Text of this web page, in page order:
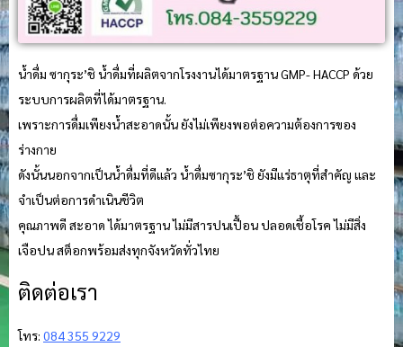
น้ำดื่ม ซากุระ’ชิ น้ำดื่มที่ผลิตจากโรงงานได้มาตรฐาน GMP- HACCP ด้วย
ระบบการผลิตที่ได้มาตรฐาน.
เพราะการดื่มเพียงน้ำสะอาดนั้น ยังไม่เพียงพอต่อความต้องการของ
ร่างกาย
ดังนั้นนอกจากเป็นน้ำดื่มที่ดีแล้ว น้ำดื่มซากุระ’ชิ ยังมีแร่ธาตุที่สำคัญ และ
จำเป็นต่อการดำเนินชีวิต
คุณภาพดี สะอาด ได้มาตรฐาน ไม่มีสารปนเปื้อน ปลอดเชื้อโรค ไม่มีสิ่ง
เจือปน สต็อกพร้อมส่งทุกจังหวัดทั่วไทย
ติดต่อเรา
โทร: 084 355 9229